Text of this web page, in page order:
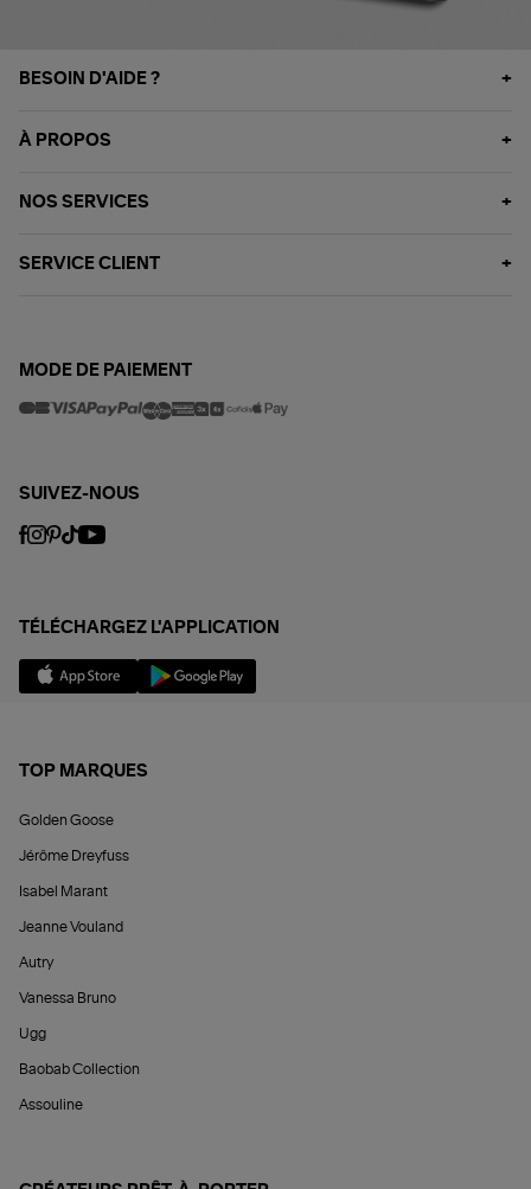
BESOIN D'AIDE ?
À PROPOS
NOS SERVICES
SERVICE CLIENT
MODE DE PAIEMENT
SUIVEZ-NOUS
TÉLÉCHARGEZ L'APPLICATION
TOP MARQUES
Golden Goose
Jérôme Dreyfuss
Isabel Marant
Jeanne Vouland
Autry
Vanessa Bruno
Ugg
Baobab Collection
Assouline